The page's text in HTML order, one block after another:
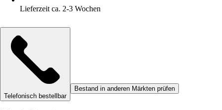
Lieferzeit ca. 2-3 Wochen
Telefonisch bestellbar
Bestand in anderen Märkten prüfen